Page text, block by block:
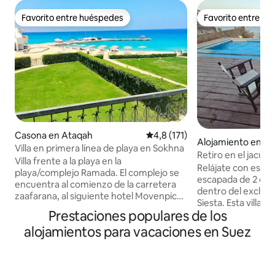
Favorito entre huéspedes
Favorito entre huéspedes
Casona en Ataqah Calificación promedio: 4,8 de
4,8 (171)
Villa en primera línea de playa en Sokhna
Villa frente a la playa en la
playa/complejo Ramada. El complejo se
encuentra al comienzo de la carretera
zaafarana, al siguiente hotel Movenpick.
Sokhna. 4 dormitorios + habitación de la
niñera Servicios de complejo: 3 piscinas
grandes, mantenimiento de cable,
Favorito entre
Favorito entre
Alojamiento en
Retiro en el
serenas
Relájate con
escapada de 2
dentro del
Siesta. Esta villa
exuberante jardín
climatizado con
golfo de Suez,
Prestaciones populares de los
alojamientos para vacaciones en Suez